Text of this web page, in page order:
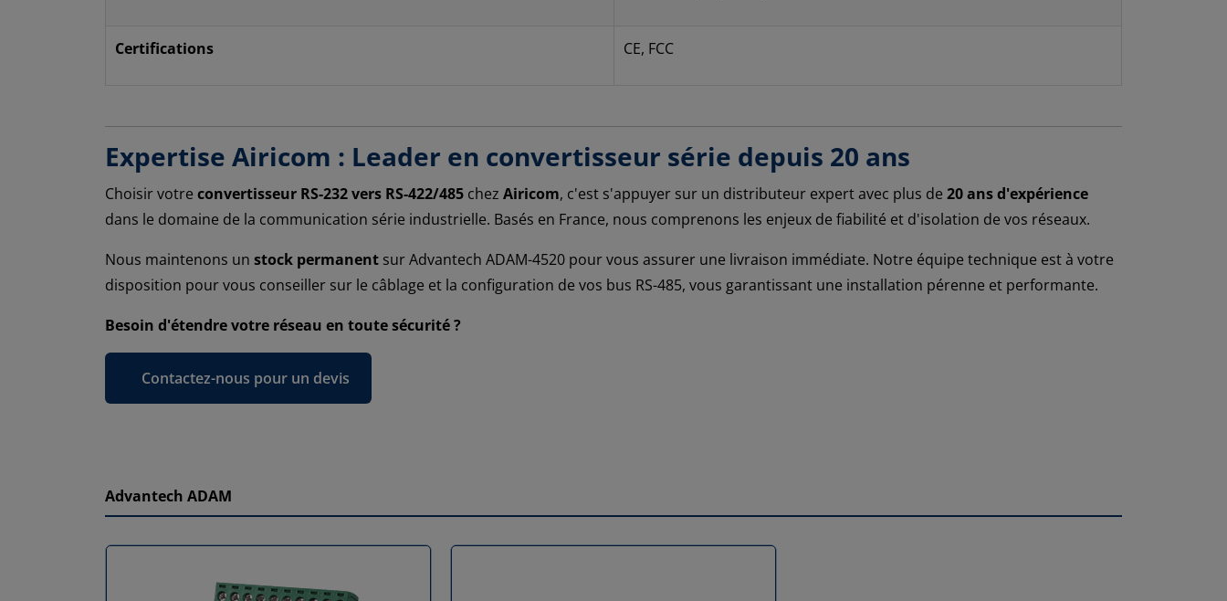
Certifications CE, FCC
Expertise Airicom : Leader en convertisseur série depuis 20 ans
Choisir votre convertisseur RS-232 vers RS-422/485 chez Airicom, c'est s'appuyer sur un distributeur expert avec plus de 20 ans d'expérience
dans le domaine de la communication série industrielle. Basés en France, nous comprenons les enjeux de fiabilité et d'isolation de vos réseaux.
Nous maintenons un stock permanent sur Advantech ADAM-4520 pour vous assurer une livraison immédiate. Notre équipe technique est à votre
disposition pour vous conseiller sur le câblage et la configuration de vos bus RS-485, vous garantissant une installation pérenne et performante.
Besoin d'étendre votre réseau en toute sécurité ?
Contactez-nous pour un devis
Advantech ADAM